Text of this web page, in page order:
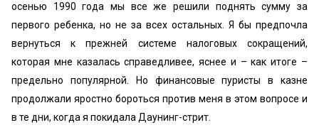
осенью 1990 года мы все же решили поднять сумму за
первого ребенка, но не за всех остальных. Я бы предпочла
вернуться к прежней системе налоговых сокращений,
которая мне казалась справедливее, яснее и – как итоге –
предельно популярной. Но финансовые пуристы в казне
продолжали яростно бороться против меня в этом вопросе и
в те дни, когда я покидала Даунинг-стрит.